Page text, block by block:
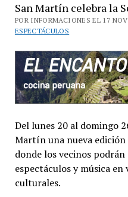
San Martín celebra la
POR INFORMACIONES EL 17
ESPECTÁCULOS
Del lunes 20 al domingo
Martín una nueva edición
donde los vecinos
espectáculos y música
culturales.